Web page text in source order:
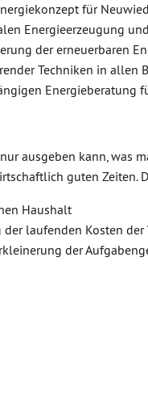
für
Energieerzeugung
der erneuerbaren
Techniken in allen
Energieberatung
ausgeben kann, was
guten Zeiten.
Haushalt
der laufenden Kosten
der